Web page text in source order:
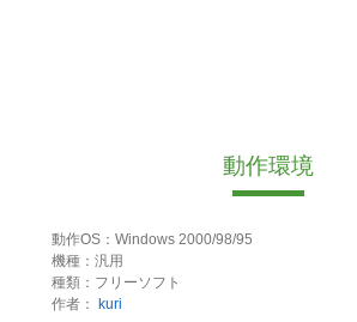
動作環境
動作OS：Windows 2000/98/95
機種：汎用
種類：フリーソフト
作者：
kuri